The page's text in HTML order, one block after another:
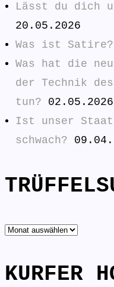
Lässt du dich
20.05.2026
Was ist Satire?
Was hat die
der Technik
tun?
02.05.2026
Ist unser
schwach?
TRÜFFELSUCHE
KURFER